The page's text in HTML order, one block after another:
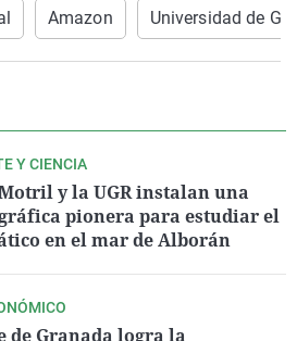
Amazon Universidad de
Y CIENCIA
y la UGR instalan una
pionera para estudiar el
en el mar de Alborán
de Granada logra la